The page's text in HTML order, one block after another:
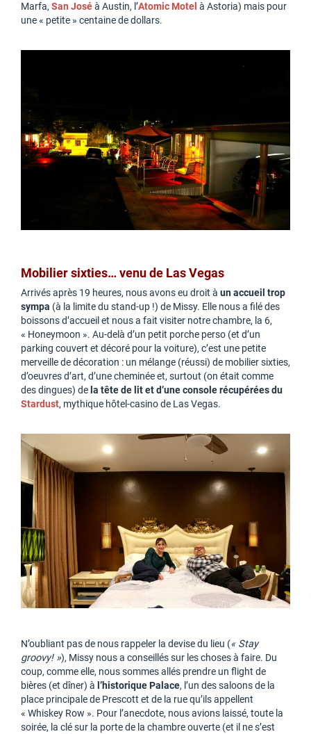
Marfa, San Joséà Austin, l’Atomic Motel à Astoria) mais pour
une « petite » centaine de dollars.
Mobilier sixties… venu de Las Vegas
Arrivés après 19 heures, nous avons eu droit à un accueil trop
sympa (à la limite du stand-up !) de Missy. Elle nous a filé des
boissons d’accueil et nous a fait visiter notre chambre, la 6,
« Honeymoon ». Au-delà d’un petit porche perso (et d’un
parking couvert et décoré pour la voiture), c’est une petite
merveille de décoration : un mélange (réussi) de mobilier sixties,
d’oeuvres d’art, d’une cheminée et, surtout (on était comme
des dingues) de la tête de lit et d’une console récupérées du
Stardust, mythique hôtel-casino de Las Vegas.
N’oubliant pas de nous rappeler la devise du lieu (« Stay
groovy! »), Missy nous a conseillés sur les choses à faire. Du
coup, comme elle, nous sommes allés prendre un flight de
bières (et dîner) à l’historique Palace, l’un des saloons de la
place principale de Prescott et de la rue qu’ils appellent
« Whiskey Row ». Pour l’anecdote, nous avions laissé, toute la
soirée, la clé sur la porte de la chambre ouverte (et il ne s’est